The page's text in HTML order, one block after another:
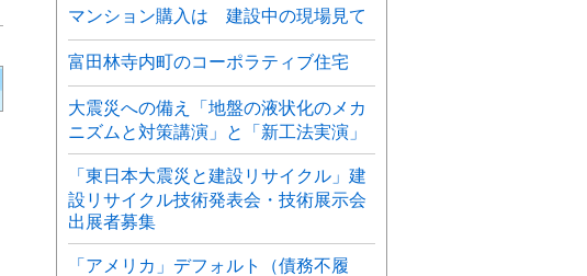
マンション購入は 建設中の現場見て
富田林寺内町のコーポラティブ住宅
大震災への備え「地盤の液状化のメカ
ニズムと対策講演」と「新工法実演」
「東日本大震災と建設リサイクル」建
設リサイクル技術発表会・技術展示会
出展者募集
「アメリカ」デフォルト（債務不履